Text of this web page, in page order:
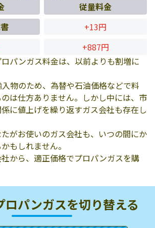
従量料金
+13円
+887円
パンガス料金は、以前よりも割増に
物のため、為替や石油価格などで料
は仕方ありません。しかし中には、市
に値上げを繰り返すガス会社も存在し
がお使いのガス会社も、いつの間にか
もしれません。
から、適正価格でプロパンガスを購
ロパンガスを切り替える